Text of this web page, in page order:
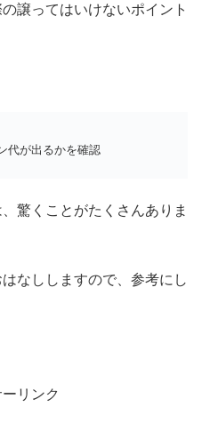
譲ってはいけないポイント
代が出るかを確認
驚くことがたくさんありま
なししますので、参考にし
リンク